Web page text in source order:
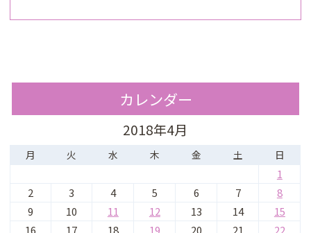
カレンダー
2018年4月
月 火 水 木 金 土 日
1
2
3 4 5 6 7
8
9
10 11 12 13 14
15
16
17 18 19 20 21
22